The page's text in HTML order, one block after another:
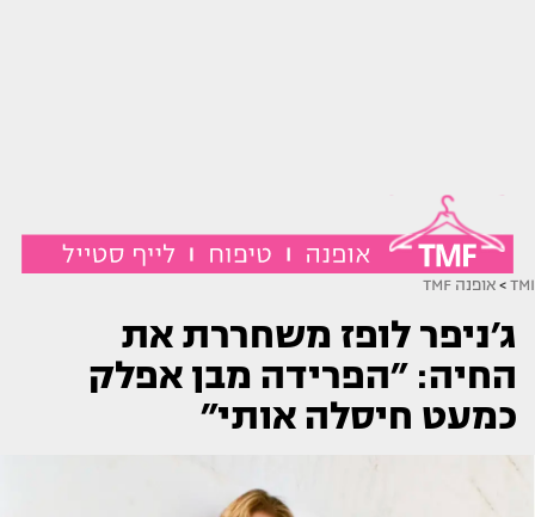
TMI
> אופנה TMF
ג׳ניפר לופז משחררת את
החיה: ״הפרידה מבן אפלק
כמעט חיסלה אותי״